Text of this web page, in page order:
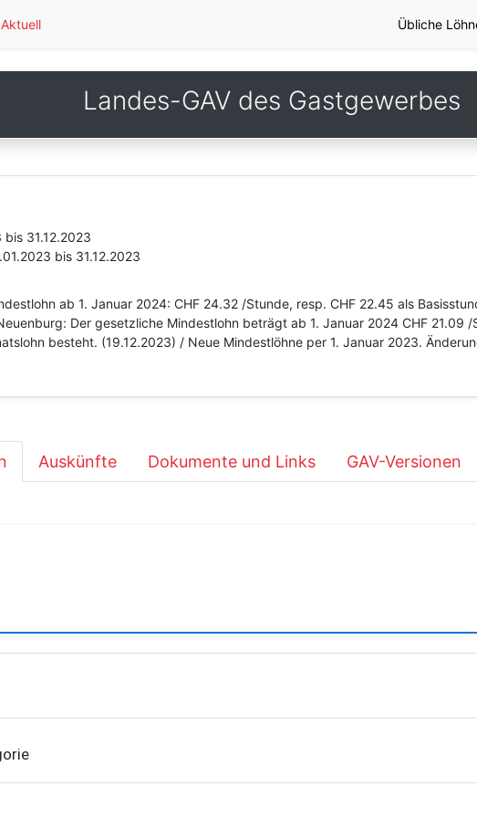
Aktuell Übliche
Landes-GAV des Gastgewerbes
bis 31.12.2023
bis 31.12.2023
ab 1. Januar 2024: CHF 24.32 /Stunde, resp. CHF 22.45 als
Der gesetzliche Mindestlohn beträgt ab 1. Januar 2024 CHF 21.09
besteht. (19.12.2023) / Neue Mindestlöhne per 1. Januar 2023.
Auskünfte Dokumente und Links GAV-Versionen